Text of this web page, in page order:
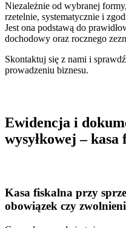
Niezależnie od wybranej
rzetelnie, systematycznie i
Jest ona podstawą do
dochodowy oraz rocznego
Skontaktuj się z nami i
prowadzeniu biznesu.
Ewidencja i
wysyłkowej –
Kasa fiskalna przy
obowiązek czy